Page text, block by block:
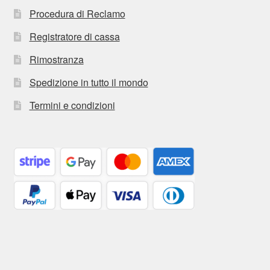
Procedura di Reclamo
Registratore di cassa
Rimostranza
Spedizione in tutto il mondo
Termini e condizioni